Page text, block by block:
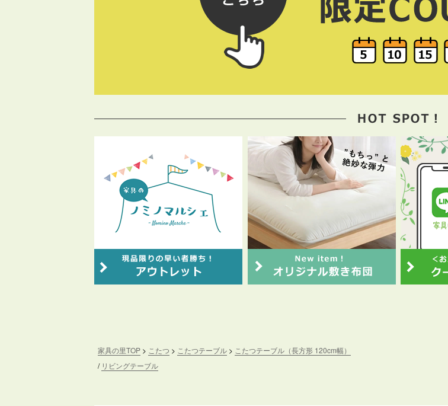
家具の里TOP こたつ こたつテーブル
こたつテーブル（長方形 120cm幅）
リビングテーブル